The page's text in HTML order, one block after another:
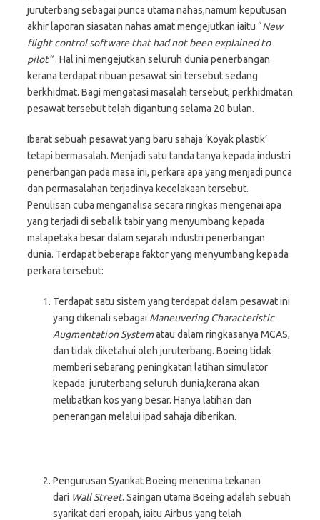
juruterbang sebagai punca utama nahas,namum keputusan
akhir laporan siasatan nahas amat mengejutkan iaitu “New
flight control software that had not been explained to
pilot”. Hal ini mengejutkan seluruh dunia penerbangan
kerana terdapat ribuan pesawat siri tersebut sedang
berkhidmat. Bagi mengatasi masalah tersebut, perkhidmatan
pesawat tersebut telah digantung selama 20 bulan.
Ibarat sebuah pesawat yang baru sahaja ‘Koyak plastik’
tetapi bermasalah. Menjadi satu tanda tanya kepada industri
penerbangan pada masa ini, perkara apa yang menjadi punca
dan permasalahan terjadinya kecelakaan tersebut.
Penulisan cuba menganalisa secara ringkas mengenai apa
yang terjadi di sebalik tabir yang menyumbang kepada
malapetaka besar dalam sejarah industri penerbangan
dunia. Terdapat beberapa faktor yang menyumbang kepada
perkara tersebut:
Terdapat satu sistem yang terdapat dalam pesawat ini
yang dikenali sebagai Maneuvering Characteristic
Augmentation Systematau dalam ringkasanya MCAS,
dan tidak diketahui oleh juruterbang. Boeing tidak
memberi sebarang peningkatan latihan simulator
kepada juruterbang seluruh dunia,kerana akan
melibatkan kos yang besar. Hanya latihan dan
penerangan melalui ipad sahaja diberikan.
Pengurusan Syarikat Boeing menerima tekanan
dari Wall Street. Saingan utama Boeing adalah sebuah
syarikat dari eropah, iaitu Airbus yang telah